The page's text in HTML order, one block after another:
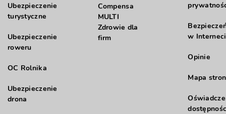
Ubezpieczenie
turystyczne
Ubezpieczenie
roweru
OC Rolnika
Ubezpieczenie
drona
Compensa
MULTI
Zdrowie dla
firm
w
Opinie
Mapa